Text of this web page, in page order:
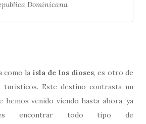
Dominicana
como la isla de los dioses, es otro de
turísticos. Este destino contrasta un
hemos venido viendo hasta ahora, ya
encontrar todo tipo de